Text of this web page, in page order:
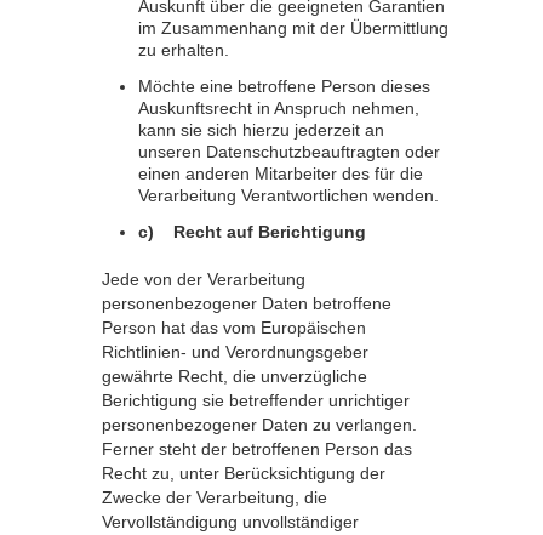
Auskunft über die geeigneten Garantien
im Zusammenhang mit der Übermittlung
zu erhalten.
Möchte eine betroffene Person dieses
Auskunftsrecht in Anspruch nehmen,
kann sie sich hierzu jederzeit an
unseren Datenschutzbeauftragten oder
einen anderen Mitarbeiter des für die
Verarbeitung Verantwortlichen wenden.
c) Recht auf Berichtigung
Jede von der Verarbeitung
personenbezogener Daten betroffene
Person hat das vom Europäischen
Richtlinien- und Verordnungsgeber
gewährte Recht, die unverzügliche
Berichtigung sie betreffender unrichtiger
personenbezogener Daten zu verlangen.
Ferner steht der betroffenen Person das
Recht zu, unter Berücksichtigung der
Zwecke der Verarbeitung, die
Vervollständigung unvollständiger